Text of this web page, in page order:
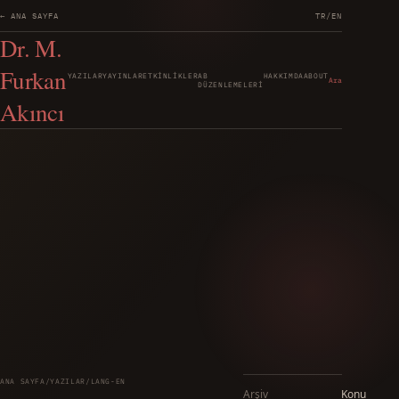
← ANA SAYFA TR/EN
Dr. M.
Furkan
Akıncı
YAZILARYAYINLARETKINLIKLERAB
DÜZENLEMELERI
HAKKIMDAABOUTAra
ANA SAYFA /YAZILAR / LANG-EN
Arşiv
Konu